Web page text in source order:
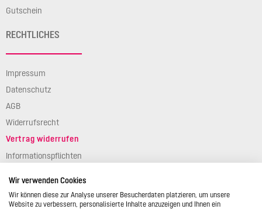
Gutschein
RECHTLICHES
Impressum
Datenschutz
AGB
Widerrufsrecht
Vertrag widerrufen
Informationspflichten
Wir verwenden Cookies
Wir können diese zur Analyse unserer Besucherdaten platzieren, um unsere
Website zu verbessern, personalisierte Inhalte anzuzeigen und Ihnen ein